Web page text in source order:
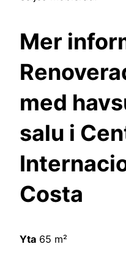
Mer
med
salu i
Costa
Yta 65 m²